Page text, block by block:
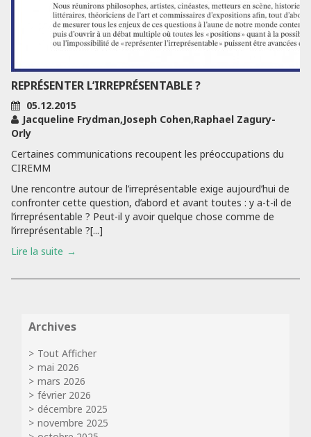
REPRÉSENTER L’IRREPRÉSENTABLE ?
05.12.2015
Jacqueline Frydman,Joseph Cohen,Raphael Zagury-
Orly
Certaines communications recoupent les préoccupations du
CIREMM
Une rencontre autour de l’irreprésentable exige aujourd’hui de
confronter cette question, d’abord et avant toutes : y a-t-il de
l’irreprésentable ? Peut-il y avoir quelque chose comme de
l’irreprésentable ?[...]
Lire la suite
Archives
Tout Afficher
mai 2026
mars 2026
février 2026
décembre 2025
novembre 2025